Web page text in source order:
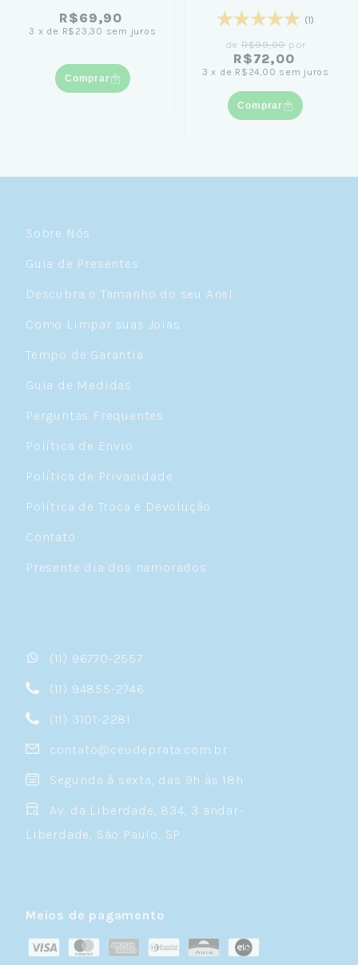
R$69,90
3 x de R$23,30 sem juros
Comprar
(1)
de R$99,90 por
R$72,00
3 x de R$24,00 sem juros
Comprar
Sobre Nós
Guia de Presentes
Descubra o Tamanho do seu Anel
Como Limpar suas Joias
Tempo de Garantia
Guia de Medidas
Perguntas Frequentes
Política de Envio
Política de Privacidade
Política de Troca e Devolução
Contato
Presente dia dos namorados
(11) 96770-2557
(11) 94855-2746
(11) 3101-2281
contato@ceudeprata.com.br
Segunda à sexta, das 9h às 18h
Av. da Liberdade, 834, 3 andar-
Liberdade, São Paulo, SP
Meios de pagamento